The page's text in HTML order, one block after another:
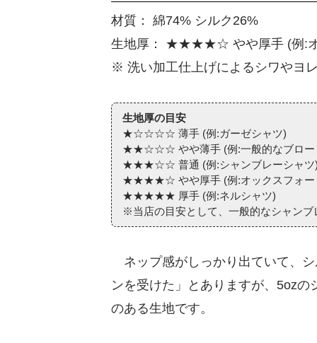
材質： 綿74% シルク26%
生地厚： ★★★★☆ やや厚手 (例:オ
※ 洗い加工仕上げによるシワやヨ
生地厚の目安
★☆☆☆☆ 薄手 (例:ガーゼシャツ)
★★☆☆☆ やや薄手 (例:一般的なブロー
★★★☆☆ 普通 (例:シャンブレーシャツ
★★★★☆ やや厚手 (例:オックスフォー
★★★★★ 厚手 (例:ネルシャツ)
※当店の目安として、一般的なシャン
ネップ感がしっかり出ていて、
ンを受けた」とありますが、5oz
のある生地です。